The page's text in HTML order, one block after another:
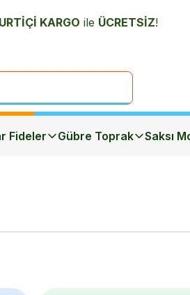
KARGO ile ÜCRETSİZ!
Fideler Gübre Toprak Saksı